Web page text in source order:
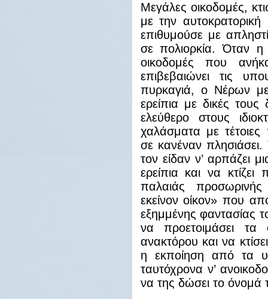
Μεγάλες οικοδομές,
με την
επιθυμούσε με
σε πολιορκία. Όταν η
οικοδομές που
επιβεβαιώνει τις
πυρκαγιά, ο Νέρων
ερείπια με δικές
ελεύθερο στους
χαλάσματα με
σε κανέναν πλησιάσει.
τον είδαν ν’ αρπάζει
ερείπια και να
παλαιάς
εκείνον οίκον» που
εξημμένης φαντασίας
να προετοιμάσει τα
ανακτόρου και να
η εκποίηση από τα
ταυτόχρονα ν’
να της δώσει το όνομά